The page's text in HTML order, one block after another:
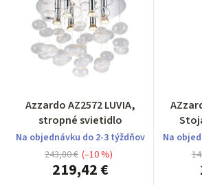
Azzardo AZ2572 LUVIA,
stropné svietidlo
Na objednávku do 2-3 týždňov
219,42 €
243,80 € (–10 %)
Na